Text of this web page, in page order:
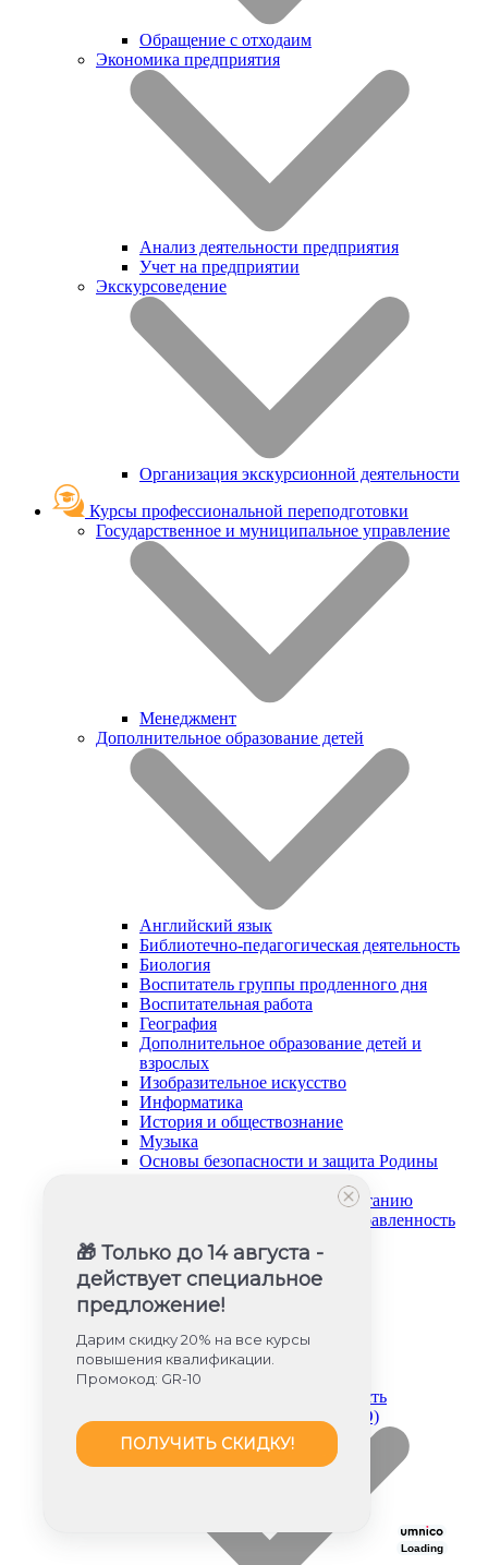
Обращение с отходаим
Экономика предприятия
Анализ деятельности предприятия
Учет на предприятии
Экскурсоведение
Организация экскурсионной деятельности
Курсы профессиональной переподготовки
Государственное и муниципальное управление
Менеджмент
Дополнительное образование детей
Английский язык
Библиотечно-педагогическая деятельность
Биология
Воспитатель группы продленного дня
Воспитательная работа
География
Дополнительное образование детей и
взрослых
Изобразительное искусство
Информатика
История и обществознание
Музыка
Основы безопасности и защита Родины
Советник директора по воспитанию
Социально-гуманитарная направленность
Техническая направленность
Труд (технология)
Туризм и краеведение
Тьюторское сопровождение
Физика
Физическое воспитание
Химия
Художественная направленность
Дошкольное образование (ФГОС ДО)
Loading
🎁 Только до 14 августа -
действует специальное
предложение!
Дарим скидку 20% на все курсы
повышения квалификации.
Промокод: GR-10
ПОЛУЧИТЬ СКИДКУ!